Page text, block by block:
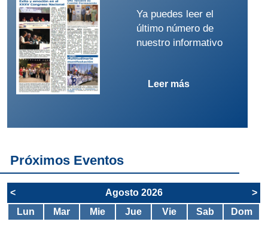
Ya puedes leer el
último número de
nuestro informativo
Leer más
Próximos Eventos
< Agosto 2026
>
Lun
Mar Mie Jue Vie Sab Dom